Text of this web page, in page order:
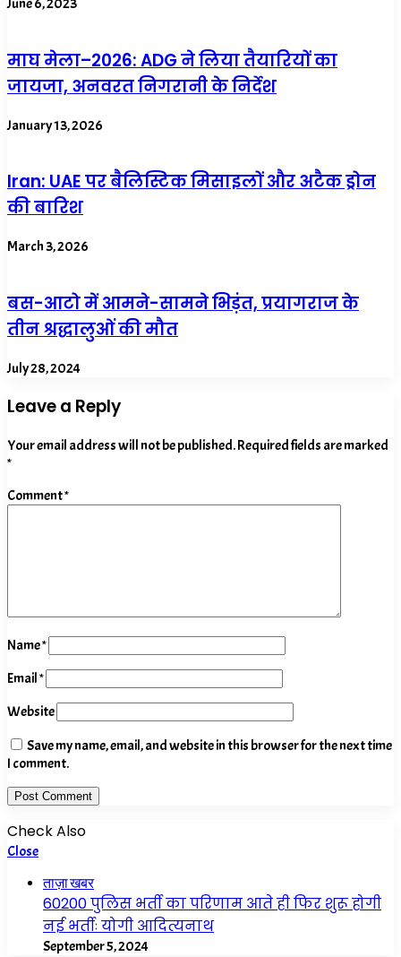
June 6, 2023
माघ मेला–2026: ADG ने लिया तैयारियों का
जायजा, अनवरत निगरानी के निर्देश
January 13, 2026
Iran: UAE पर बैलिस्टिक मिसाइलों और अटैक ड्रोन
की बारिश
March 3, 2026
बस-आटो में आमने-सामने भिड़ंत, प्रयागराज के
तीन श्रद्धालुओं की मौत
July 28, 2024
Leave a Reply
Your email address will not be published.Required fields are marked
*
Comment*
Name*
Email*
Website
Save my name, email, and website in this browser for the next time
I comment.
Check Also
Close
ताज़ा खबर
60200 पुलिस भर्ती का परिणाम आते ही फिर शुरू होगी
नई भर्तीः योगी आदित्यनाथ
September 5, 2024